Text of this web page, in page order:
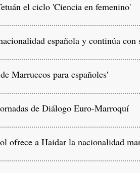
el ciclo 'Ciencia en femenino'
española y continúa con
Marruecos para españoles'
de Diálogo Euro-Marroquí
ofrece a Haidar la nacionalidad